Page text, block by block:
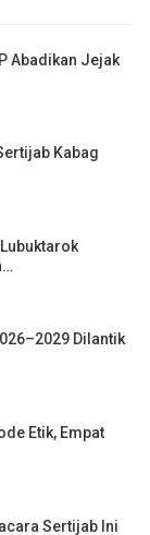
Abadikan Jejak
Kabag
Dilantik
Etik, Empat
Sertijab Ini